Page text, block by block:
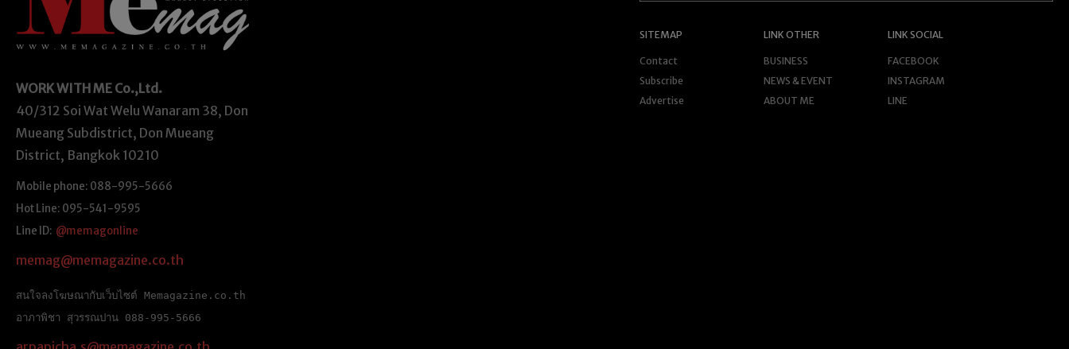
WORK WITH ME Co.,Ltd.
40/312 Soi Wat Welu Wanaram 38, Don
Mueang Subdistrict, Don Mueang
District, Bangkok 10210
Mobile phone: 088-995-5666
Hot Line: 095-541-9595
Line ID: @memagonline
memag@memagazine.co.th
สนใจลงโฆษณากับเว็บไซต์ Memagazine.co.th
อาภาพิชา สุวรรณปาน 088-995-5666
SITEMAP
Contact
Subscribe
Advertise
LINK OTHER
BUSINESS
NEWS & EVENT
ABOUT ME
LINK SOCIAL
FACEBOOK
INSTAGRAM
LINE